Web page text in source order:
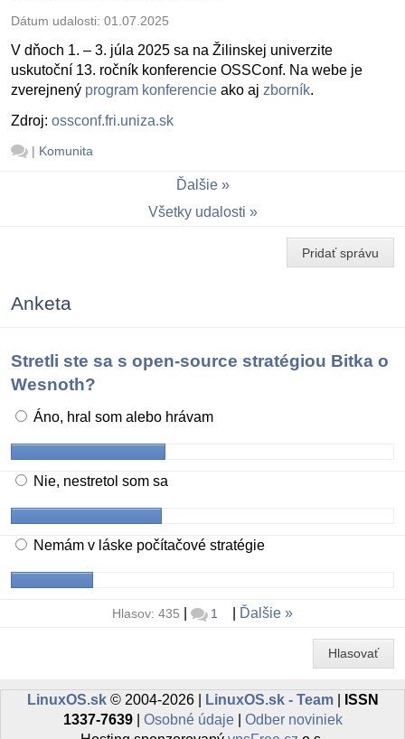
Dátum udalosti: 01.07.2025
V dňoch 1. – 3. júla 2025 sa na Žilinskej univerzite
uskutoční 13. ročník konferencie OSSConf. Na webe je
zverejnený program konferencie ako aj zborník.
Zdroj: ossconf.fri.uniza.sk
| Komunita
Ďalšie
Všetky udalosti
Pridať správu
Anketa
Stretli ste sa s open-source stratégiou Bitka o
Wesnoth?
Áno, hral som alebo hrávam
Nie, nestretol som sa
Nemám v láske počítačové stratégie
Hlasov: 435 1 Ďalšie
Hlasovať
LinuxOS.sk© 2004-2026 | LinuxOS.sk - Team|
ISSN
1337-7639| Osobné údaje| Odber noviniek